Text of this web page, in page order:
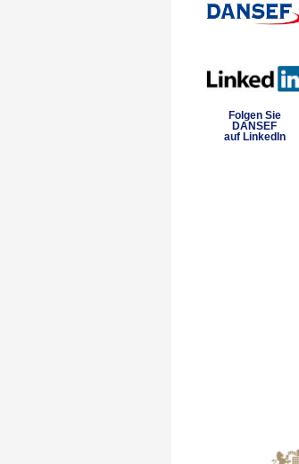
Folgen Sie
DANSEF
auf LinkedIn